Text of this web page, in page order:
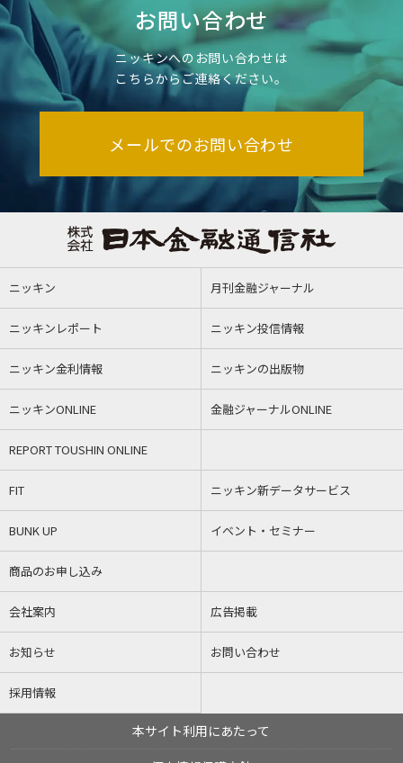
お問い合わせ
ニッキンへのお問い合わせは
こちらからご連絡ください。
メールでのお問い合わせ
ニッキン 月刊金融ジャーナル
ニッキンレポート ニッキン投信情報
ニッキン金利情報 ニッキンの出版物
ニッキンONLINE 金融ジャーナルONLINE
REPORT TOUSHIN ONLINE
FIT ニッキン新データサービス
BUNK UP イベント・セミナー
商品のお申し込み
会社案内 広告掲載
お知らせ お問い合わせ
採用情報
本サイト利用にあたって